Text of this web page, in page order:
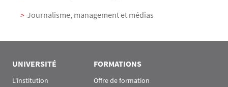
Journalisme, management et médias
UNIVERSITÉ
L'institution
FORMATIONS
Offre de formation